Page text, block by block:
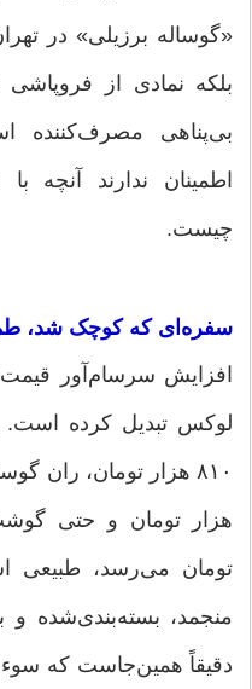
«گوساله برزیلی» در
بلکه نمادی از
بی‌پناهی
اطمینان ندارند آنچه
چیست.
سفره‌ای که کوچک شد،
افزایش سرسام‌آور
لوکس تبدیل کرده است.
تومان می‌رسد،
منجمد، بسته‌بندی‌شده و
دقیقاً همین‌جاست که